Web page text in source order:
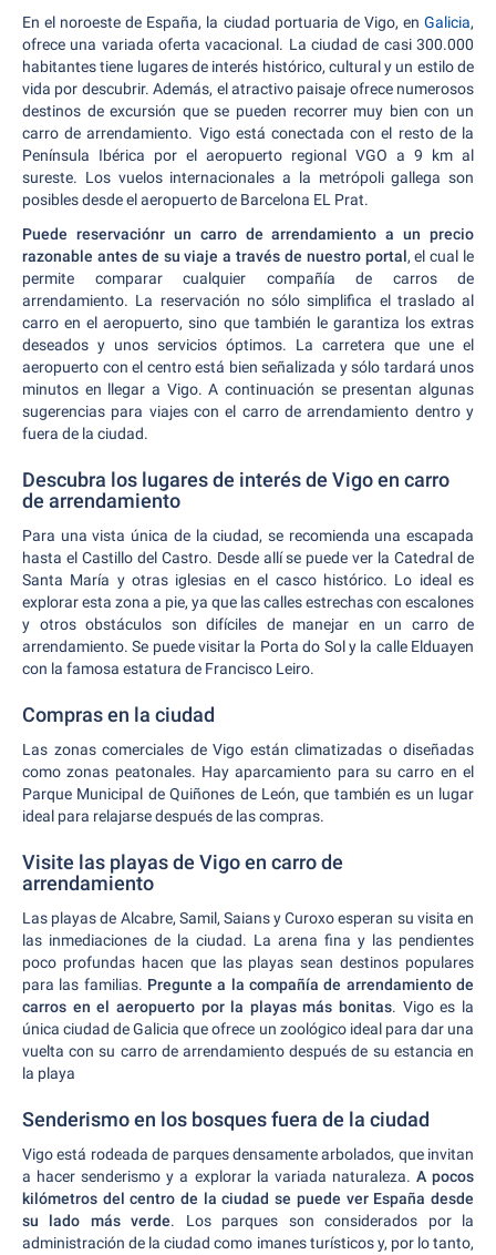
En el noroeste de España, la ciudad portuaria de Vigo, en Galicia,
ofrece una variada oferta vacacional. La ciudad de casi 300.000
habitantes tiene lugares de interés histórico, cultural y un estilo de
vida por descubrir. Además, el atractivo paisaje ofrece numerosos
destinos de excursión que se pueden recorrer muy bien con un
carro de arrendamiento. Vigo está conectada con el resto de la
Península Ibérica por el aeropuerto regional VGO a 9 km al
sureste. Los vuelos internacionales a la metrópoli gallega son
posibles desde el aeropuerto de Barcelona EL Prat.
Puede reservaciónr un carro de arrendamiento a un precio
razonable antes de su viaje a través de nuestro portal, el cual le
permite comparar cualquier compañía de carros de
arrendamiento. La reservación no sólo simplifica el traslado al
carro en el aeropuerto, sino que también le garantiza los extras
deseados y unos servicios óptimos. La carretera que une el
aeropuerto con el centro está bien señalizada y sólo tardará unos
minutos en llegar a Vigo. A continuación se presentan algunas
sugerencias para viajes con el carro de arrendamiento dentro y
fuera de la ciudad.
Descubra los lugares de interés de Vigo en carro
de arrendamiento
Para una vista única de la ciudad, se recomienda una escapada
hasta el Castillo del Castro. Desde allí se puede ver la Catedral de
Santa María y otras iglesias en el casco histórico. Lo ideal es
explorar esta zona a pie, ya que las calles estrechas con escalones
y otros obstáculos son difíciles de manejar en un carro de
arrendamiento. Se puede visitar la Porta do Sol y la calle Elduayen
con la famosa estatura de Francisco Leiro.
Compras en la ciudad
Las zonas comerciales de Vigo están climatizadas o diseñadas
como zonas peatonales. Hay aparcamiento para su carro en el
Parque Municipal de Quiñones de León, que también es un lugar
ideal para relajarse después de las compras.
Visite las playas de Vigo en carro de
arrendamiento
Las playas de Alcabre, Samil, Saians y Curoxo esperan su visita en
las inmediaciones de la ciudad. La arena fina y las pendientes
poco profundas hacen que las playas sean destinos populares
para las familias. Pregunte a la compañía de arrendamiento de
carros en el aeropuerto por la playas más bonitas. Vigo es la
única ciudad de Galicia que ofrece un zoológico ideal para dar una
vuelta con su carro de arrendamiento después de su estancia en
la playa
Senderismo en los bosques fuera de la ciudad
Vigo está rodeada de parques densamente arbolados, que invitan
a hacer senderismo y a explorar la variada naturaleza. A pocos
kilómetros del centro de la ciudad se puede ver España desde
su lado más verde. Los parques son considerados por la
administración de la ciudad como imanes turísticos y, por lo tanto,